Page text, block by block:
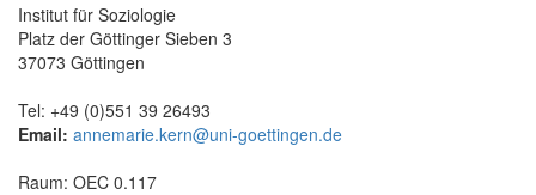
Institut für Soziologie
Platz der Göttinger Sieben 3
37073 Göttingen
Tel: +49 (0)551 39 26493
Email: annemarie.kern@uni-goettingen.de
Raum: OEC 0.117